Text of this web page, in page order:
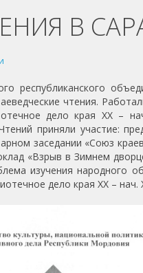
В
республиканского
чтения.
дело края XX –
приняли участие:
заседании «Союз
«Взрыв в Зимнем
изучения народного
дело края XX – нач.